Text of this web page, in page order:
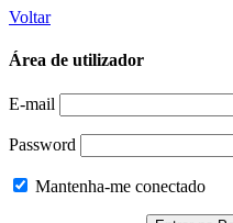
Voltar
Área de utilizador
E-mail
Password
Mantenha-me conectado